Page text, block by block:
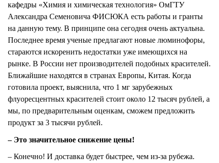
кафедры «Химия и химическая технология» ОмГТУ
Александра Семеновича ФИСЮКА есть работы и гранты
на данную тему. В принципе она сегодня очень актуальна.
Последнее время ученые предлагают новые люминофоры,
стараются искоренить недостатки уже имеющихся на
рынке. В России нет производителей подобных красителей.
Ближайшие находятся в странах Европы, Китая. Когда
готовила проект, выяснила, что 1 мг зарубежных
флуоресцентных красителей стоит около 12 тысяч рублей, а
мы, по предварительным оценкам, сможем предложить
продукт за 3 тысячи рублей.
– Это значительное снижение цены!
– Конечно! И доставка будет быстрее, чем из-за рубежа.